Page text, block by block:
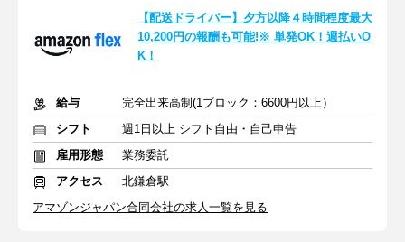
【配送ドライバー】夕方以降４時間程度最大
10,200円の報酬も可能!※ 単発OK！週払いO
K！
給与
完全出来高制(1ブロック：6600円以上）
シフト
週1日以上 シフト自由・自己申告
雇用形態
業務委託
アクセス
北鎌倉駅
アマゾンジャパン合同会社の求人一覧を見る